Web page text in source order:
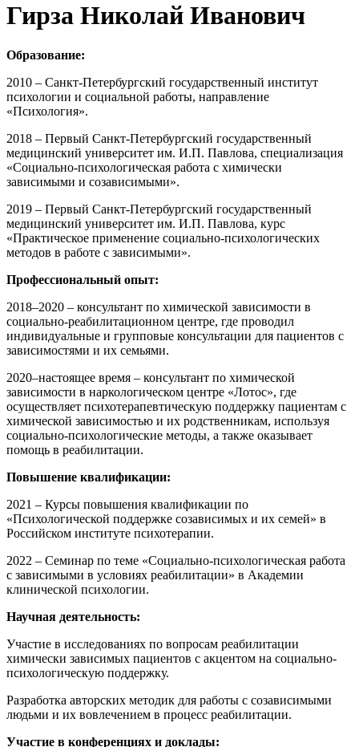
Гирза Николай Иванович
Образование:
2010 – Санкт-Петербургский государственный институт
психологии и социальной работы, направление
«Психология».
2018 – Первый Санкт-Петербургский государственный
медицинский университет им. И.П. Павлова, специализация
«Социально-психологическая работа с химически
зависимыми и созависимыми».
2019 – Первый Санкт-Петербургский государственный
медицинский университет им. И.П. Павлова, курс
«Практическое применение социально-психологических
методов в работе с зависимыми».
Профессиональный опыт:
2018–2020 – консультант по химической зависимости в
социально-реабилитационном центре, где проводил
индивидуальные и групповые консультации для пациентов с
зависимостями и их семьями.
2020–настоящее время – консультант по химической
зависимости в наркологическом центре «Лотос», где
осуществляет психотерапевтическую поддержку пациентам с
химической зависимостью и их родственникам, используя
социально-психологические методы, а также оказывает
помощь в реабилитации.
Повышение квалификации:
2021 – Курсы повышения квалификации по
«Психологической поддержке созависимых и их семей» в
Российском институте психотерапии.
2022 – Семинар по теме «Социально-психологическая работа
с зависимыми в условиях реабилитации» в Академии
клинической психологии.
Научная деятельность:
Участие в исследованиях по вопросам реабилитации
химически зависимых пациентов с акцентом на социально-
психологическую поддержку.
Разработка авторских методик для работы с созависимыми
людьми и их вовлечением в процесс реабилитации.
Участие в конференциях и доклады: